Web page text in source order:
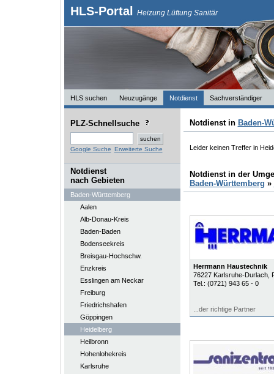
HLS-Portal Heizung Lüftung Sanitär
HLS suchen Neuzugänge Notdienst Sachverständiger
PLZ-Schnellsuche
Google Suche Erweiterte Suche
Notdienst
nach Gebieten
Baden-Württemberg
Aalen
Alb-Donau-Kreis
Baden-Baden
Bodenseekreis
Breisgau-Hochschw.
Enzkreis
Esslingen am Neckar
Freiburg
Friedrichshafen
Göppingen
Heidelberg
Heilbronn
Hohenlohekreis
Karlsruhe
Notdienst in Baden-
Leider keinen Treffer in
Notdienst in der
Baden-Württemberg »
Herrmann Haustechnik
76227 Karlsruhe-Durlach,
Tel.: (0721) 943 65 - 0
...der richtige Partner